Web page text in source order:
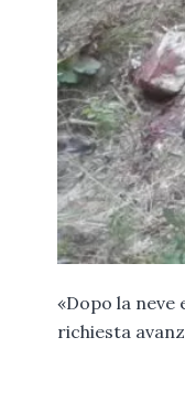
«Dopo la
richiesta